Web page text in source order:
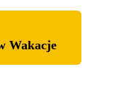
Wakacje